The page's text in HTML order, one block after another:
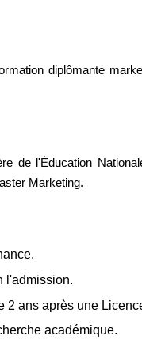
diplômante
de l'Éducation
Marketing.
l'admission.
2 ans après une
académique.